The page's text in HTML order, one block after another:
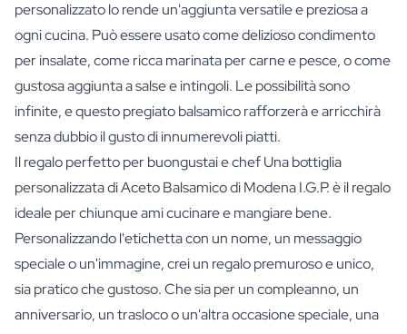
personalizzato lo rende un'aggiunta versatile e preziosa a
ogni cucina. Può essere usato come delizioso condimento
per insalate, come ricca marinata per carne e pesce, o come
gustosa aggiunta a salse e intingoli. Le possibilità sono
infinite, e questo pregiato balsamico rafforzerà e arricchirà
senza dubbio il gusto di innumerevoli piatti.
Il regalo perfetto per buongustai e chef Una bottiglia
personalizzata di Aceto Balsamico di Modena I.G.P. è il regalo
ideale per chiunque ami cucinare e mangiare bene.
Personalizzando l'etichetta con un nome, un messaggio
speciale o un'immagine, crei un regalo premuroso e unico,
sia pratico che gustoso. Che sia per un compleanno, un
anniversario, un trasloco o un'altra occasione speciale, una